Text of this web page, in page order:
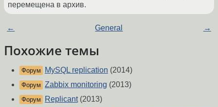
перемещена в архив.
← General →
Похожие темы
Форум MySQL replication (2014)
Форум Zabbix monitoring (2013)
Форум Replicant(2013)